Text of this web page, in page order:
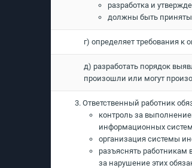
разработка и
должны быть приняты
г) определяет требования
д) разработать порядок
произошли или могут
3. Ответственный работник
контроль за
информационных
организация системы
разъяснять
за нарушение этих